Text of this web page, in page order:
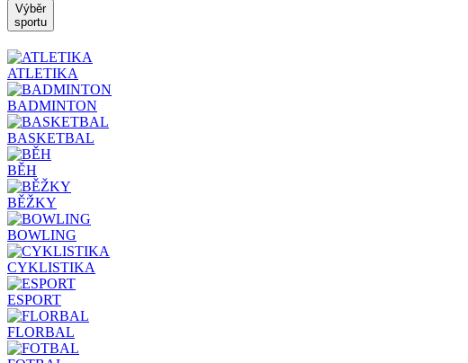
Výběr
sportu
ATLETIKA
BADMINTON
BASKETBAL
BĚH
BĚŽKY
BOWLING
CYKLISTIKA
ESPORT
FLORBAL